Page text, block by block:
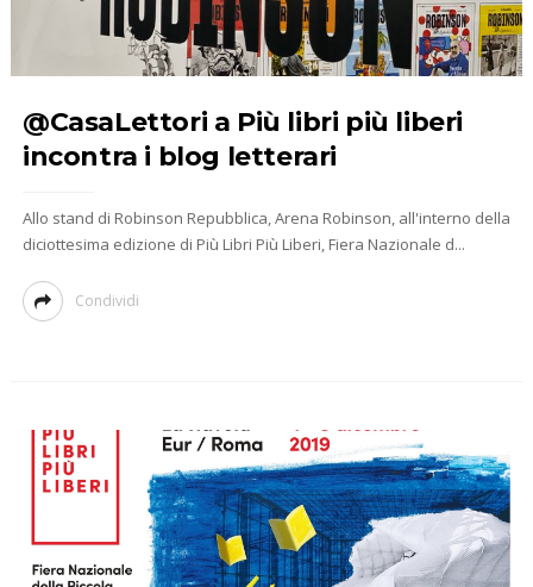
@CasaLettori a Più libri più liberi
incontra i blog letterari
Allo stand di Robinson Repubblica, Arena Robinson, all'interno della
diciottesima edizione di Più Libri Più Liberi, Fiera Nazionale d...
Condividi